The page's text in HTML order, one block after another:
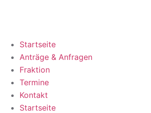
Startseite
Anträge & Anfragen
Fraktion
Termine
Kontakt
Startseite